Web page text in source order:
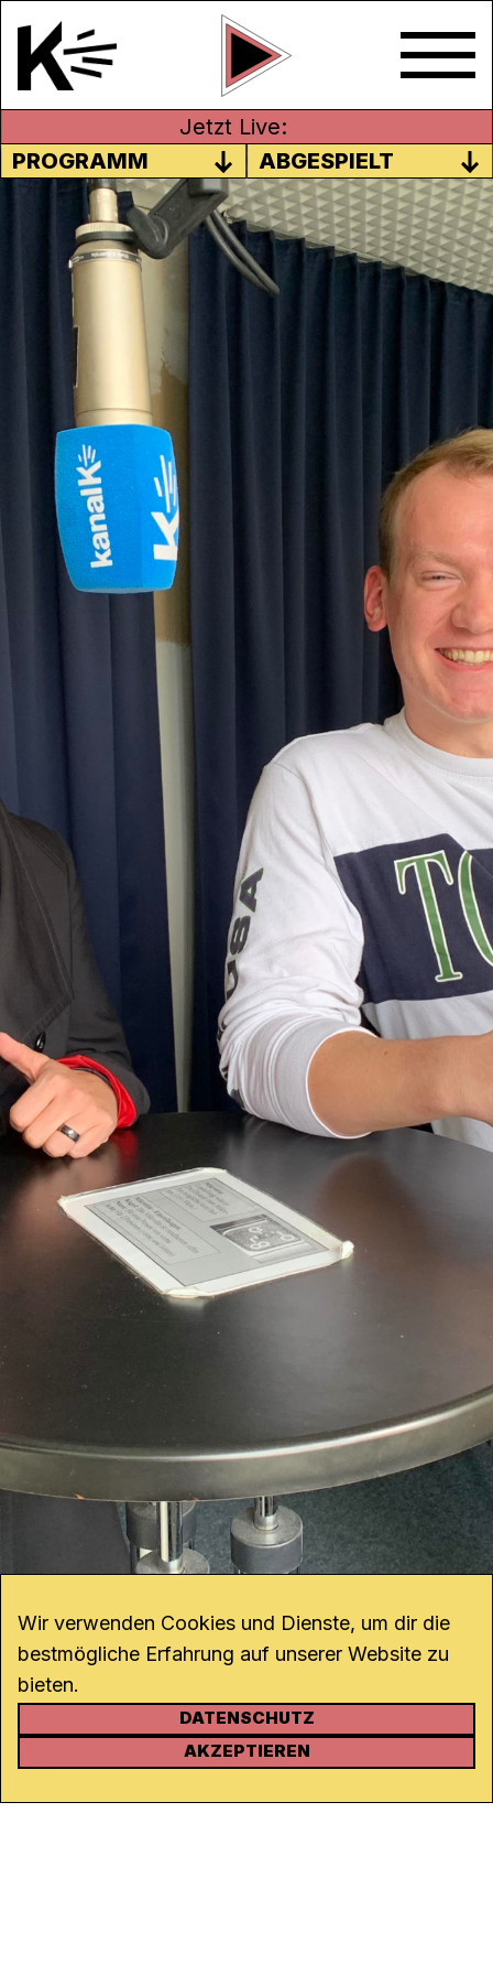
Jetzt Live:
PROGRAMM
ABGESPIELT
AKKORDEON
WELTMEISTERSCHAFTEN
«COUPE MONDIALE» IN
ZOFINGEN
Die Schweiz ist Gastgeberland, für den
Coupe Mondiale
Weltmeisterschaften 2022 in Zofingen.
Über 80 Akkordeonisten und
Akkordeonistinnen aus der Welt messen
sich mit dem «traditionellen Instrument»,
das aber durch die Präsidentin des
Dachverbands der Akkordeonszene
und die Teilnehmer*innen in
einem neuen und modernen Licht
präsentiert wird.
Datum: 06. Oktober 2022
Redaktion: Christian Steitz
00:00 04:21
Details zum PodcastK wie Kultur
KONTAKT
Rohrerstrasse 20
Wir verwenden Cookies und Dienste, um dir die
bestmögliche Erfahrung auf unserer Website zu
bieten.
DATENSCHUTZ
AKZEPTIEREN